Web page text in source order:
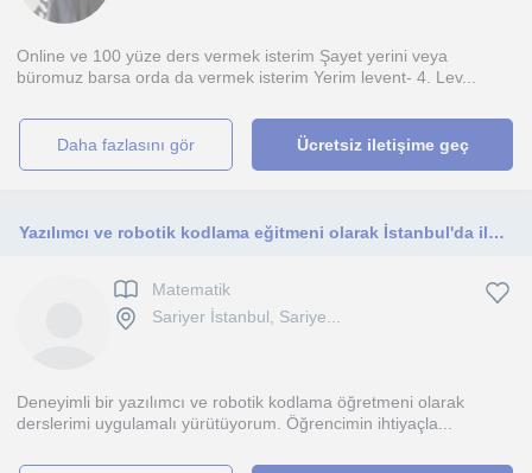
Online ve 100 yüze ders vermek isterim Şayet yerini veya
büromuz barsa orda da vermek isterim Yerim levent- 4. Lev...
daha fazlasını gör Ücretsiz iletişime geç
Yazılımcı ve robotik kodlama eğitmeni olarak İstanbul'da ilk ve ortaokul öğrencilerine, analitik düşünmeyi geliştirmelerini sağlı
Matematik
Sariyer İstanbul, Sariye...
Deneyimli bir yazılımcı ve robotik kodlama öğretmeni olarak
derslerimi uygulamalı yürütüyorum. Öğrencimin ihtiyaçla...